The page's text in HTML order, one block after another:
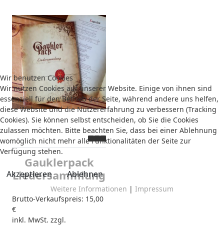
Gauklerpack
Liedersammlung
Brutto-Verkaufspreis: 15,00
€
inkl. MwSt. zzgl.
Wir benutzen Cookies
Wir nutzen Cookies auf unserer Website. Einige von ihnen sind
essenziell für den Betrieb der Seite, während andere uns helfen,
diese Website und die Nutzererfahrung zu verbessern (Tracking
Cookies). Sie können selbst entscheiden, ob Sie die Cookies
zulassen möchten. Bitte beachten Sie, dass bei einer Ablehnung
womöglich nicht mehr alle Funktionalitäten der Seite zur
Verfügung stehen.
Akzeptieren Ablehnen
Weitere Informationen | Impressum